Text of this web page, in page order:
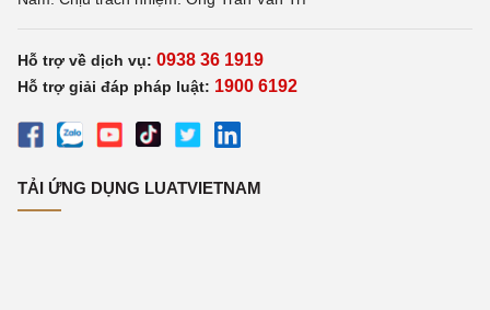
Hỗ trợ về dịch vụ: 0938 36 1919
Hỗ trợ giải đáp pháp luật: 1900 6192
TẢI ỨNG DỤNG LUATVIETNAM